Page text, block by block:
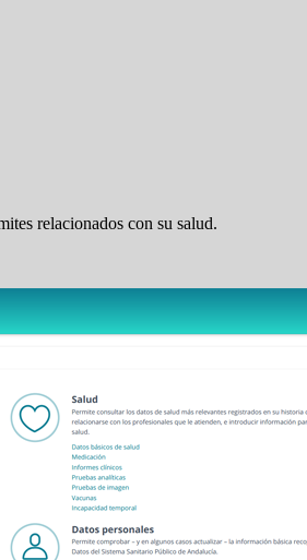
relacionados con su salud.